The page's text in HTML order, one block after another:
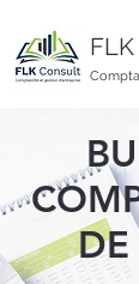
DE